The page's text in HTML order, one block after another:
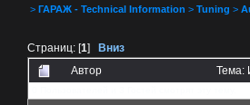
> ГАРАЖ - Technical Information > Tuning >
Страниц: [1] Вниз
Автор Тема: